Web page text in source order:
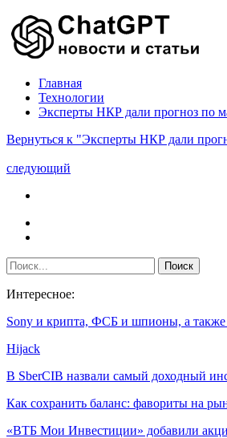
Главная
Технологии
Эксперты НКР дали прогноз по
Вернуться к "Эксперты НКР дали
следующий
Интересное:
Sony и крипта, ФСБ и шпионы, а
Hijack
В SberCIB назвали самый доходный
Как сохранить баланс: фавориты на
«ВТБ Мои Инвестиции» добавили